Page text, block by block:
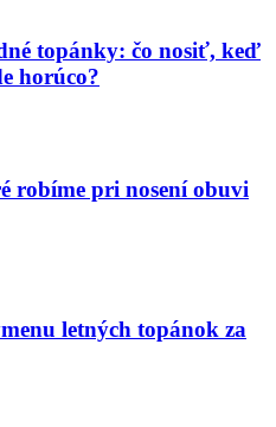
topánky: čo nosiť, keď
horúco?
robíme pri nosení obuvi
letných topánok za